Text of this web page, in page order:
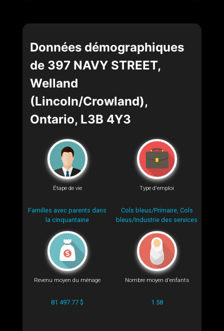
Données démographiques
de 397 NAVY STREET,
Welland
(Lincoln/Crowland),
Ontario, L3B 4Y3
Étape de vie
Familles avec parents dans
la cinquantaine
Type d'emploi
Cols bleus/Primaire, Cols
bleus/Industrie des services
Revenu moyen du ménage
81 497.77 $
Nombre moyen d'enfants
1.58